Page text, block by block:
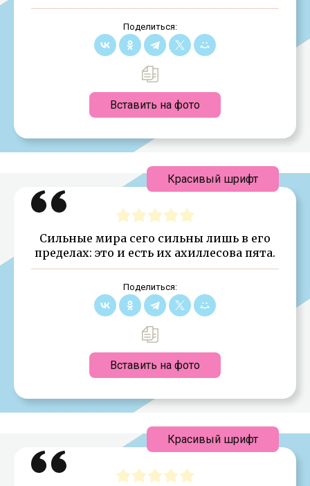
Поделиться:
Вставить на фото
Сильные мира сего сильны лишь в его
пределах: это и есть их ахиллесова пята.
Поделиться:
Вставить на фото
Красивый шрифт
Красивый шрифт